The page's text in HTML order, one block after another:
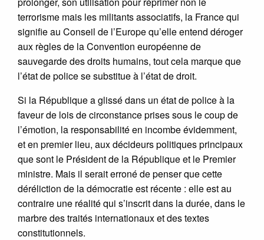
terrorisme mais les militants associatifs, la France qui
signifie au Conseil de l’Europe qu’elle entend déroger
aux règles de la Convention européenne de
sauvegarde des droits humains, tout cela marque que
l’état de police se substitue à l’état de droit.
Si la République a glissé dans un état de police à la
faveur de lois de circonstance prises sous le coup de
l’émotion, la responsabilité en incombe évidemment,
et en premier lieu, aux décideurs politiques principaux
que sont le Président de la République et le Premier
ministre. Mais il serait erroné de penser que cette
déréliction de la démocratie est récente : elle est au
contraire une réalité qui s’inscrit dans la durée, dans le
marbre des traités internationaux et des textes
constitutionnels.